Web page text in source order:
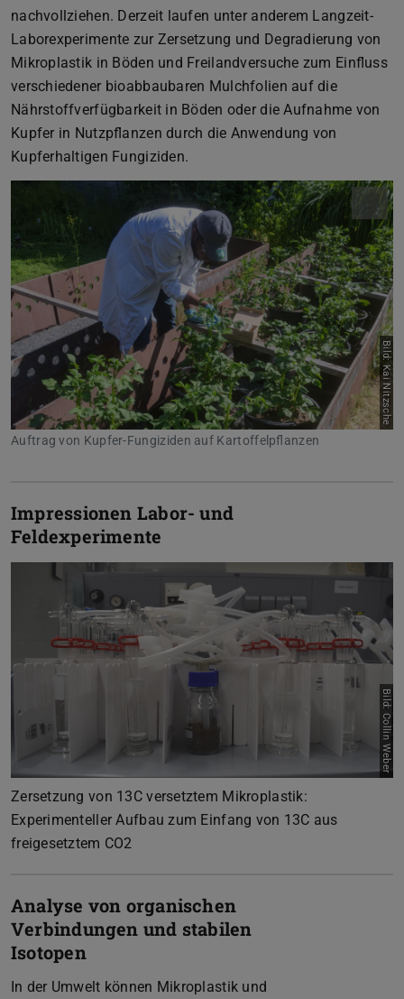
nachvollziehen. Derzeit laufen unter anderem Langzeit-
Laborexperimente zur Zersetzung und Degradierung von
Mikroplastik in Böden und Freilandversuche zum Einfluss
verschiedener bioabbaubaren Mulchfolien auf die
Nährstoffverfügbarkeit in Böden oder die Aufnahme von
Kupfer in Nutzpflanzen durch die Anwendung von
Kupferhaltigen Fungiziden.
Bild: Kai Nitzsche
Auftrag von Kupfer-Fungiziden auf Kartoffelpflanzen
Impressionen Labor- und
Feldexperimente
Bild: Collin Weber
Zersetzung von 13C versetztem Mikroplastik:
Experimenteller Aufbau zum Einfang von 13C aus
freigesetztem CO2
Vor
Analyse von organischen
Verbindungen und stabilen
Isotopen
In der Umwelt können Mikroplastik und